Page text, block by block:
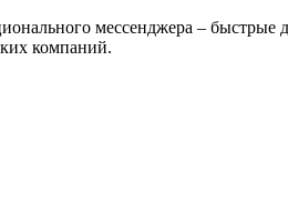
мессенджера – быстрые
компаний.